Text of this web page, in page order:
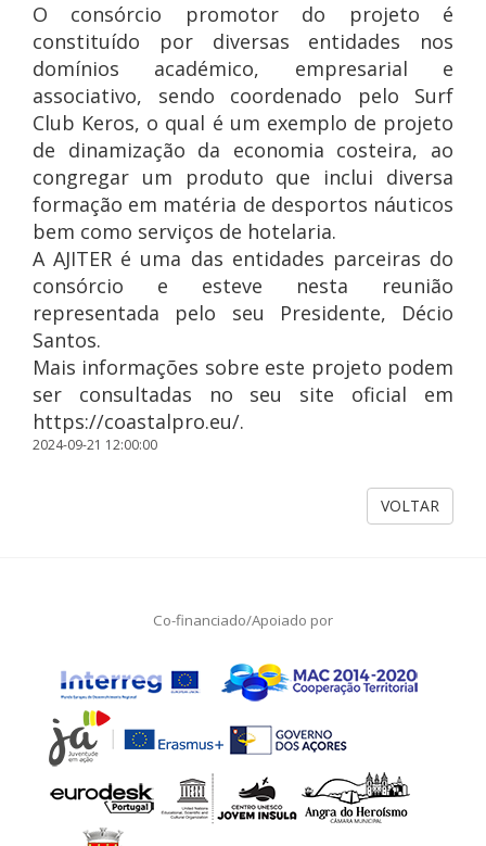
O consórcio promotor do projeto é
constituído por diversas entidades nos
domínios académico, empresarial e
associativo, sendo coordenado pelo Surf
Club Keros, o qual é um exemplo de projeto
de dinamização da economia costeira, ao
congregar um produto que inclui diversa
formação em matéria de desportos náuticos
bem como serviços de hotelaria.
A AJITER é uma das entidades parceiras do
consórcio e esteve nesta reunião
representada pelo seu Presidente, Décio
Santos.
Mais informações sobre este projeto podem
ser consultadas no seu site oficial em
https://coastalpro.eu/.
2024-09-21 12:00:00
VOLTAR
Co-financiado/Apoiado por